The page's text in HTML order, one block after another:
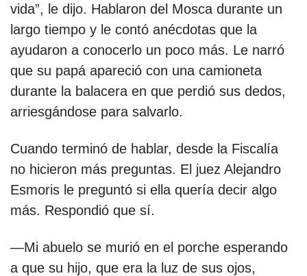
vida”, le dijo. Hablaron del Mosca durante un
largo tiempo y le contó anécdotas que la
ayudaron a conocerlo un poco más. Le narró
que su papá apareció con una camioneta
durante la balacera en que perdió sus dedos,
arriesgándose para salvarlo.
Cuando terminó de hablar, desde la Fiscalía
no hicieron más preguntas. El juez Alejandro
Esmoris le preguntó si ella quería decir algo
más. Respondió que sí.
—Mi abuelo se murió en el porche esperando
a que su hijo, que era la luz de sus ojos,